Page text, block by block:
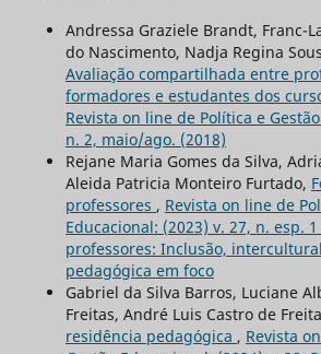
Andressa Graziele Brandt, Franc-
do Nascimento, Nadja Regina
Avaliação compartilhada entre
formadores e estudantes dos
Revista on line de Política e
n. 2, maio/ago. (2018)
Rejane Maria Gomes da Silva,
Aleida Patricia Monteiro Furtado,
professores , Revista on line de
Educacional: (2023) v. 27, n. esp.
professores: Inclusão,
pedagógica em foco
Gabriel da Silva Barros, Luciane
Freitas, André Luis Castro de
residência pedagógica , Revista